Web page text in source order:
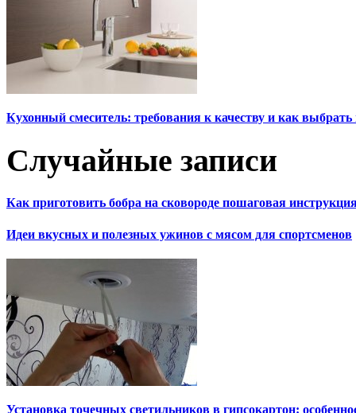
Кухонный смеситель: требования к качеству и как
Случайные записи
Как приготовить бобра на сковороде пошаговая
Идеи вкусных и полезных ужинов с мясом для спортсменов
Установка точечных светильников в гипсокартон: